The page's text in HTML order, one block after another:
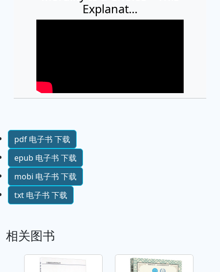
Explanat...
pdf 电子书 下载
epub 电子书 下载
mobi 电子书 下载
txt 电子书 下载
相关图书